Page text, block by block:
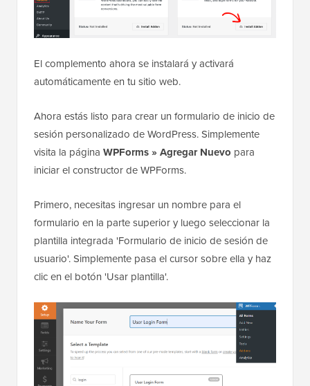
El complemento ahora se instalará y activará
automáticamente en tu sitio web.
Ahora estás listo para crear un formulario de inicio de
sesión personalizado de WordPress. Simplemente
visita la página WPForms » Agregar Nuevo para
iniciar el constructor de WPForms.
Primero, necesitas ingresar un nombre para el
formulario en la parte superior y luego seleccionar la
plantilla integrada 'Formulario de inicio de sesión de
usuario'. Simplemente pasa el cursor sobre ella y haz
clic en el botón 'Usar plantilla'.